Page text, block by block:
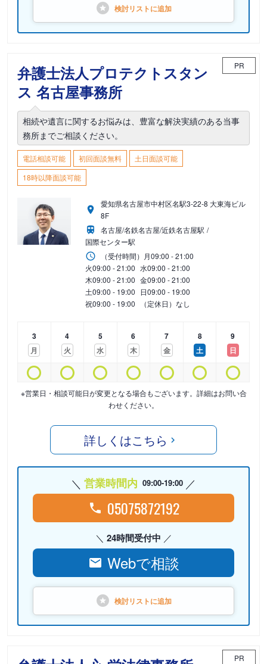
検討リストに追加
弁護士法人プロテクトスタン
ス 名古屋事務所
PR
相続や遺言に関するお悩みは、豊富な解決実績のある当事
務所までご相談ください。
電話相談可能 初回面談無料
土日面談可能
18時以降面談可能
愛知県名古屋市中村区名駅3-22-8 大東海ビル
8F
名古屋/名鉄名古屋/近鉄名古屋駅
国際センター駅
（受付時間） 月09:00 - 21:00
火09:00 - 21:00 水09:00 - 21:00
木09:00 - 21:00 金09:00 - 21:00
土09:00 - 19:00 日09:00 - 19:00
祝09:00 - 19:00 （定休日）なし
3
月
4
火
5
水
6
木
7
金
8
土
9
日
※営業日・相談可能日が変更となる場合もございます。詳細はお問い合
わせください。
詳しくはこちら
営業時間内 09:00-19:00
05075872192
24時間受付中
Webで相談
検討リストに追加
PR